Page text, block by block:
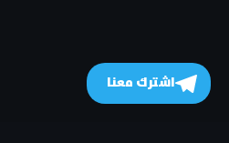
اشترك معنا